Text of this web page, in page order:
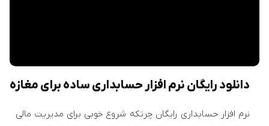
دانلود رایگان نرم افزار حسابداری ساده برای مغازه
نرم‌ افزار حسابداری رایگان چرتکه شروع خوبی برای مدیریت مالی